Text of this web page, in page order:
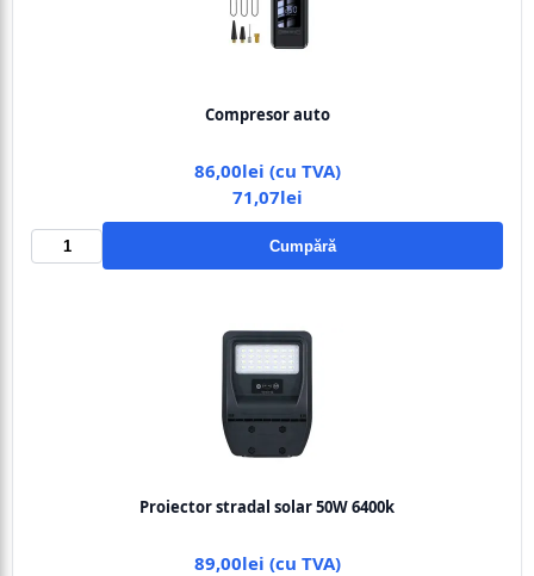
Compresor auto
86,00lei (cu TVA)
71,07lei
Cumpără
Proiector stradal solar 50W 6400k
89,00lei (cu TVA)